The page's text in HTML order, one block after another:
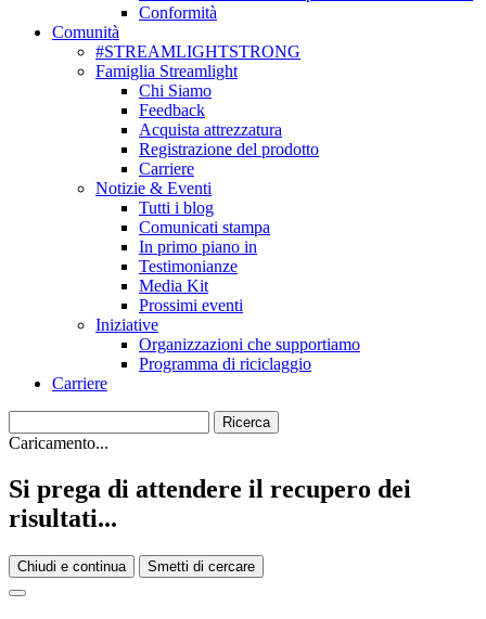
Conformità
Comunità
#STREAMLIGHTSTRONG
Famiglia Streamlight
Chi Siamo
Feedback
Acquista attrezzatura
Registrazione del prodotto
Carriere
Notizie & Eventi
Tutti i blog
Comunicati stampa
In primo piano in
Testimonianze
Media Kit
Prossimi eventi
Iniziative
Organizzazioni che supportiamo
Programma di riciclaggio
Carriere
Caricamento...
Si prega di attendere il recupero dei
risultati...
Chiudi e continua Smetti di cercare